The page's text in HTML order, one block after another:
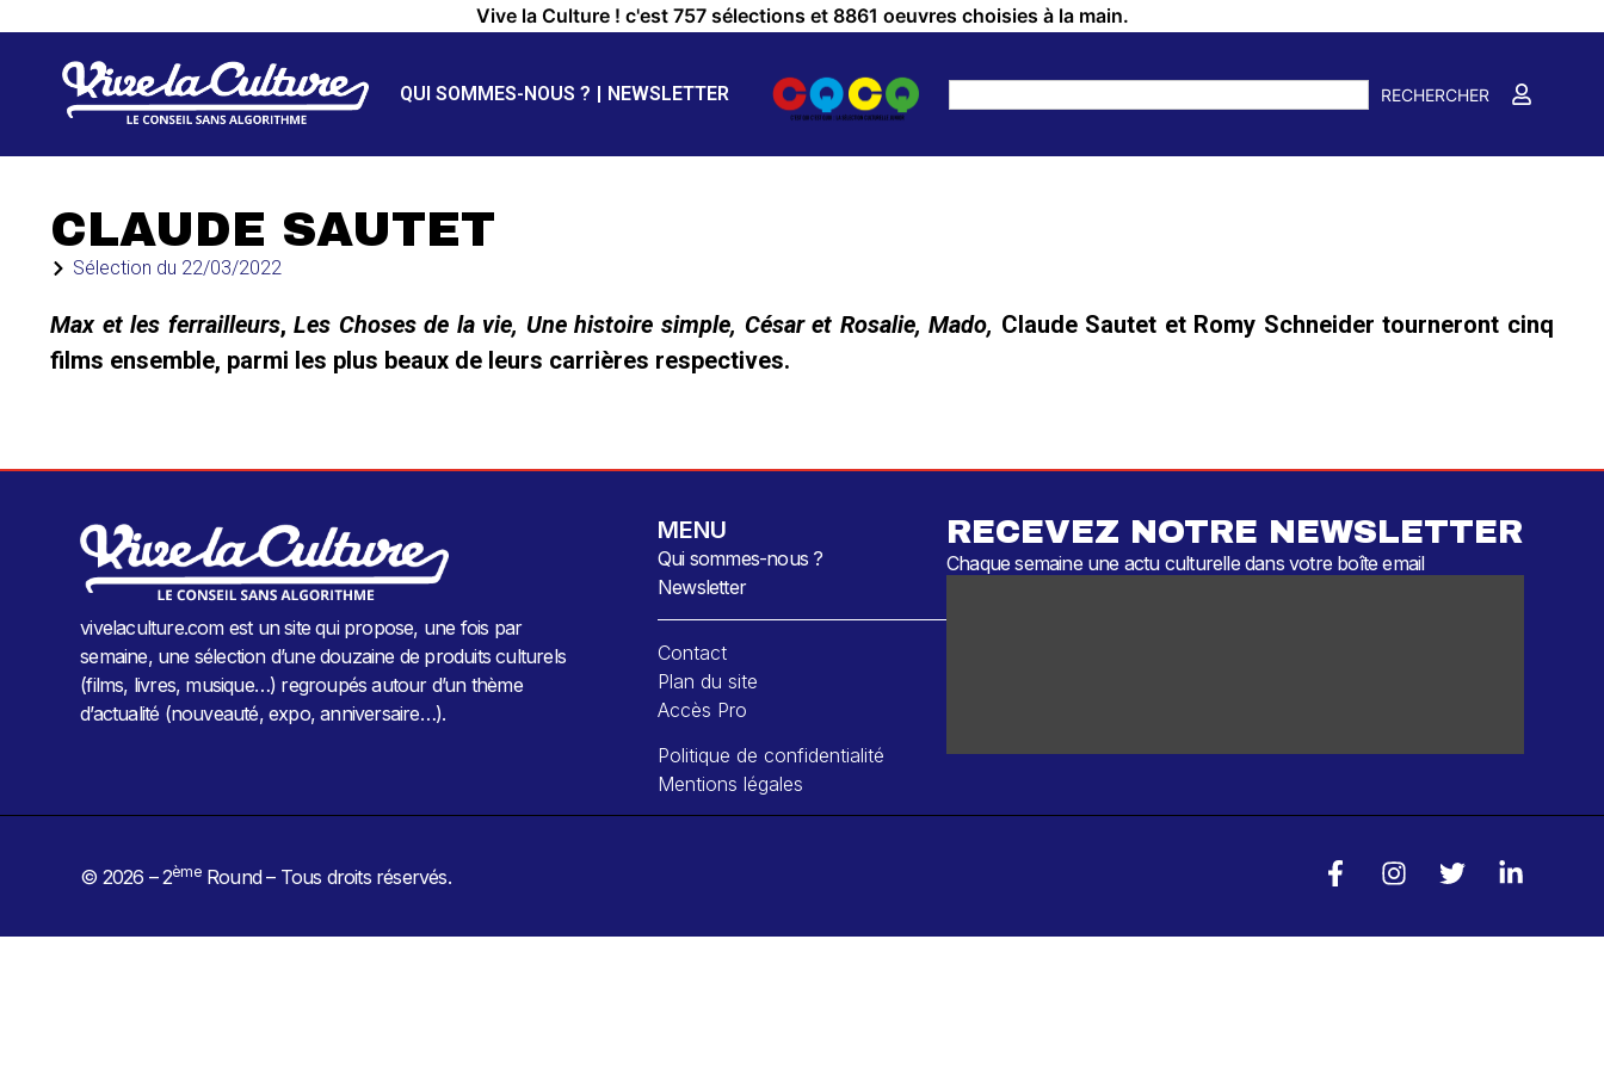
Vive la Culture ! c'est 757 sélections et 8861 oeuvres choisies à la main.
QUI SOMMES-NOUS ? NEWSLETTER RECHERCHER
CLAUDE SAUTET
Sélection du 22/03/2022
Max et les ferrailleurs,Les Choses de la vie, Une histoire simple, César et Rosalie, Mado, Claude Sautet et Romy Schneider tourneront cinq
films ensemble, parmi les plus beaux de leurs carrières respectives.
vivelaculture.com est un site qui propose, une fois par
semaine, une sélection d’une douzaine de produits culturels
(films, livres, musique…) regroupés autour d’un thème
d’actualité (nouveauté, expo, anniversaire…).
MENU
Qui sommes-nous ?
Newsletter
Contact
Plan du site
Accès Pro
Politique de confidentialité
Mentions légales
RECEVEZ NOTRE NEWSLETTER
Chaque semaine une actu culturelle dans votre boîte email
© 2026 – 2èmeRound – Tous droits réservés.